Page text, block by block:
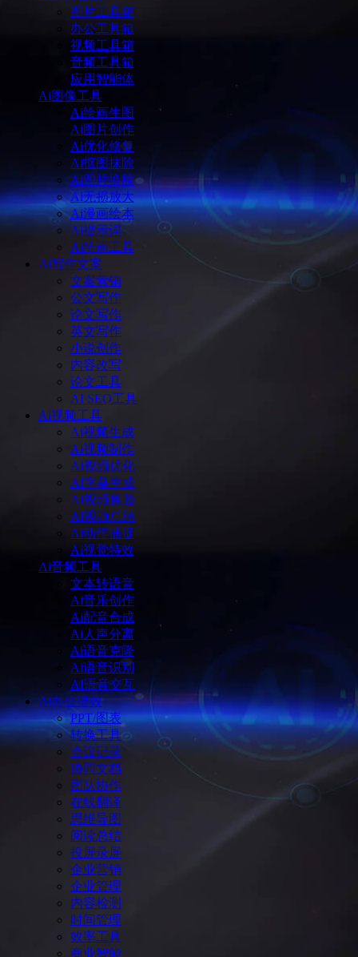
图片工具箱
办公工具箱
视频工具箱
音频工具箱
应用智能体
Ai图像工具
Ai绘画生图
Ai图片创作
Ai优化修复
Ai抠图抹除
Ai图片换脸
Ai无损放大
Ai漫画绘本
Ai提示词
Ai绘画工具
Ai写作文案
文案营销
公文写作
论文写作
英文写作
小说创作
内容改写
论文工具
AI SEO工具
Ai视频工具
Ai视频生成
Ai视频制作
AI视频优化
AI字幕生成
AI视频换脸
AI视频总结
Ai动作捕捉
Ai视觉特效
Ai音频工具
文本转语音
Ai音乐创作
Ai配音合成
Ai人声分离
Ai语音克隆
Ai语音识别
AI语音交互
Ai办公提效
PPT/图表
转换工具
会议记录
协同文档
团队协作
在线翻译
思维导图
阅读总结
投屏录屏
企业营销
企业管理
内容检测
时间管理
效率工具
商业智能